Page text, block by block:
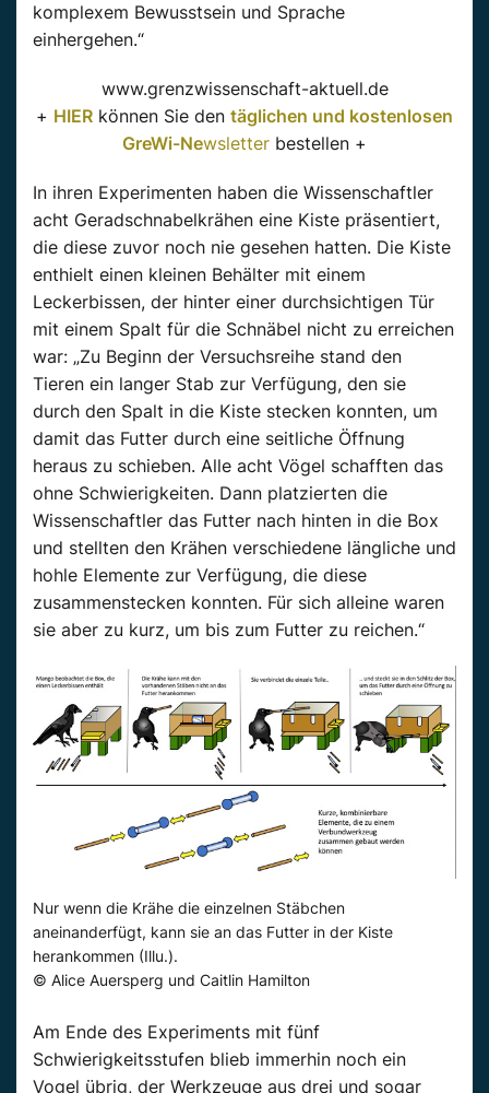
komplexem Bewusstsein und Sprache
einhergehen.“
www.grenzwissenschaft-aktuell.de
+ HIER können Sie den täglichen und kostenlosen
GreWi-Newsletter bestellen +
In ihren Experimenten haben die Wissenschaftler
acht Geradschnabelkrähen eine Kiste präsentiert,
die diese zuvor noch nie gesehen hatten. Die Kiste
enthielt einen kleinen Behälter mit einem
Leckerbissen, der hinter einer durchsichtigen Tür
mit einem Spalt für die Schnäbel nicht zu erreichen
war: „Zu Beginn der Versuchsreihe stand den
Tieren ein langer Stab zur Verfügung, den sie
durch den Spalt in die Kiste stecken konnten, um
damit das Futter durch eine seitliche Öffnung
heraus zu schieben. Alle acht Vögel schafften das
ohne Schwierigkeiten. Dann platzierten die
Wissenschaftler das Futter nach hinten in die Box
und stellten den Krähen verschiedene längliche und
hohle Elemente zur Verfügung, die diese
zusammenstecken konnten. Für sich alleine waren
sie aber zu kurz, um bis zum Futter zu reichen.“
Nur wenn die Krähe die einzelnen Stäbchen
aneinanderfügt, kann sie an das Futter in der Kiste
herankommen (Illu.).
© Alice Auersperg und Caitlin Hamilton
Am Ende des Experiments mit fünf
Schwierigkeitsstufen blieb immerhin noch ein
Vogel übrig, der Werkzeuge aus drei und sogar